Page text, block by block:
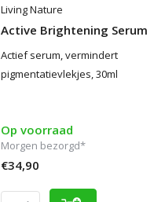
Living Nature
Active Brightening Serum
Actief serum, vermindert
pigmentatievlekjes, 30ml
Op voorraad
Morgen bezorgd*
€34,90